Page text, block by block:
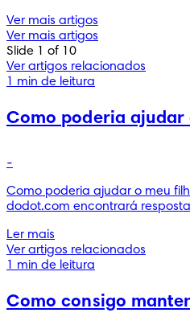
Ver mais artigos
Ver mais artigos
Slide 1 of 10
Ver artigos relacionados
1 min de leitura
Como poderia ajudar
-
Como poderia ajudar o meu
dodot.com encontrará
Ler mais
Ver artigos relacionados
1 min de leitura
Como consigo